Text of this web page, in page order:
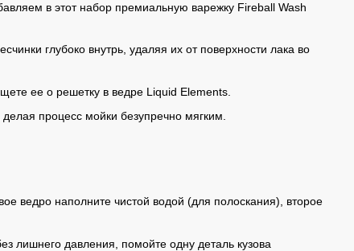
в этот набор премиальную варежку Fireball Wash
глубоко внутрь, удаляя их от поверхности лака во
ее о решетку в ведре Liquid Elements.
процесс мойки безупречно мягким.
ведро наполните чистой водой (для полоскания), второе
лишнего давления, помойте одну деталь кузова